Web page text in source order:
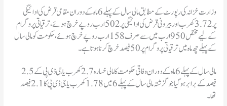
وزارت خزانہ کی رپورٹ کے مطابق مالی سال کے پہلے 6 ماہ کے دوران مقامی قرض کی ادائیگی
پر 3.72 کھرب اور بیرونی قرض کی ادائیگی پر 502 ارب روپے خرچ ہوئے، ترقیاتی پروگرام
کے لیے مختص 950 ارب میں سے صرف 158 ارب روپے خرچ ہوئے، حکومت کو مالی سال
کے پہلے چھ ماہ میں ترقیاتی پروگرام پر 50 فیصد خرچ کرنا ہوتا ہے۔
مالی سال کے پہلے 6 ماہ کے دوران وفاقی حکومت کا مالی خسارہ 2.7 کھرب یا جی ڈی پی کے 2.5
فیصد کے برابر ہوگیا جو گزشتہ مالی سال کے پہلے 6 میں 1.78 کھرب یا جی ڈی پی کا 2.1 فیصد
تھا۔